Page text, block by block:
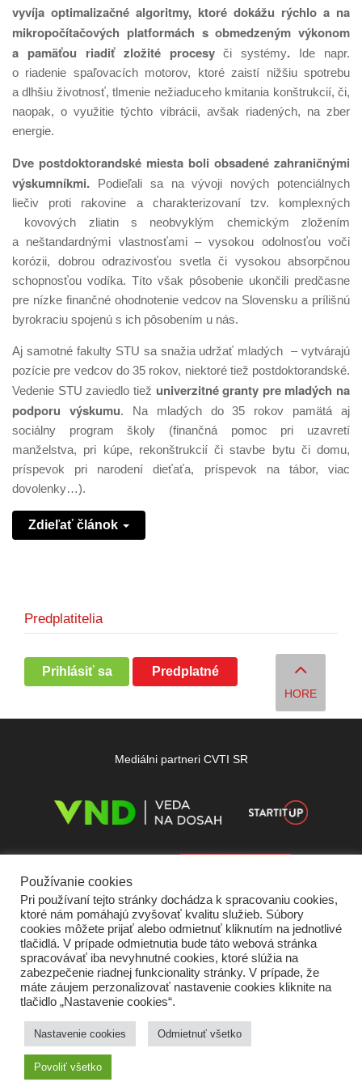
vyvíja optimalizačné algoritmy, ktoré dokážu rýchlo a na
mikropočítačových platformách s obmedzeným výkonom
a pamäťou riadiť zložité procesyči systémy. Ide napr.
o riadenie spaľovacích motorov, ktoré zaistí nižšiu spotrebu
a dlhšiu životnosť, tlmenie nežiaduceho kmitania konštrukcií, či,
naopak, o využitie týchto vibrácii, avšak riadených, na zber
energie.
Dve postdoktorandské miesta boli obsadené zahraničnými
výskumníkmi.
Podieľali sa na vývoji nových potenciálnych
liečiv proti rakovine a charakterizovaní tzv. komplexných
kovových zliatin s neobvyklým chemickým zložením
a neštandardnými vlastnosťami – vysokou odolnosťou voči
korózii, dobrou odrazivosťou svetla či vysokou absorpčnou
schopnosťou vodíka. Títo však pôsobenie ukončili predčasne
pre nízke finančné ohodnotenie vedcov na Slovensku a prílišnú
byrokraciu spojenú s ich pôsobením u nás.
Aj samotné fakulty STU sa snažia udržať mladých – vytvárajú
pozície pre vedcov do 35 rokov, niektoré tiež postdoktorandské.
Vedenie STU zaviedlo tiež univerzitné granty pre mladých na
podporu výskumu. Na mladých do 35 rokov pamätá aj
sociálny program školy (finančná pomoc pri uzavretí
manželstva, pri kúpe, rekonštrukcií či stavbe bytu či domu,
príspevok pri narodení dieťaťa, príspevok na tábor, viac
dovolenky…).
Zdieľať článok
Predplatitelia
Prihlásiť sa Predplatné
HORE
Mediálni partneri CVTI SR
Domov O nás Kontakt Vydavateľ
Podmienky používania
Ochrana súkromia Štatút súťaží
Partneri
RSS Sitemap
Copyright © 2026 Quark - Magazín o vede a technike
Používanie cookies
Pri používaní tejto stránky dochádza k spracovaniu cookies,
ktoré nám pomáhajú zvyšovať kvalitu služieb. Súbory
cookies môžete prijať alebo odmietnuť kliknutím na jednotlivé
tlačidlá. V prípade odmietnutia bude táto webová stránka
spracovávať iba nevyhnutné cookies, ktoré slúžia na
zabezpečenie riadnej funkcionality stránky. V prípade, že
máte záujem perzonalizovať nastavenie cookies kliknite na
tlačidlo „Nastavenie cookies“.
Nastavenie cookies Odmietnuť všetko
Povoliť všetko